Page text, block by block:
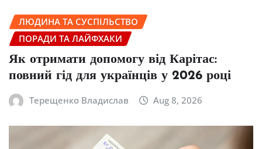
ЛЮДИНА ТА СУСПІЛЬСТВО
ПОРАДИ ТА ЛАЙФХАКИ
Як отримати допомогу від Карітас:
повний гід для українців у 2026 році
Терещенко Владислав Aug 8, 2026